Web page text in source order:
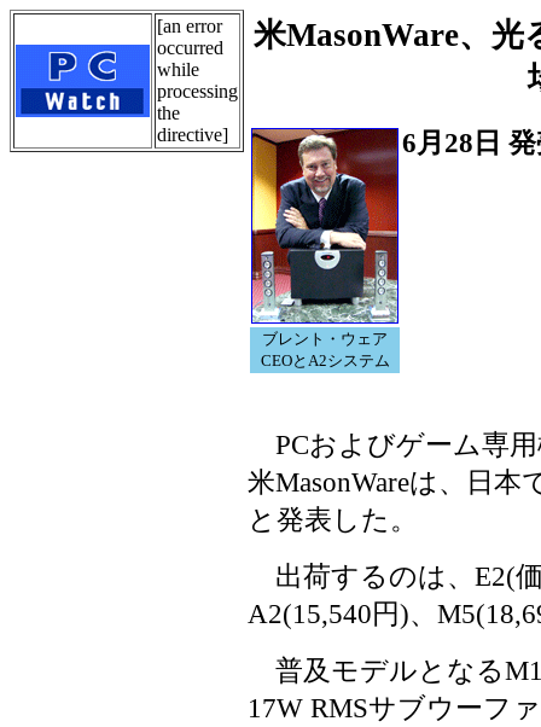
[an error
occurred
while
processing
the
directive]
米MasonWare、光
ブレント・ウェア
CEOとA2システム
6月28日
PCおよびゲーム専
米MasonWareは、日
と発表した。
出荷するのは、E2(
A2(15,540円)、
普及モデルとなる
17W RMSサブウーフ